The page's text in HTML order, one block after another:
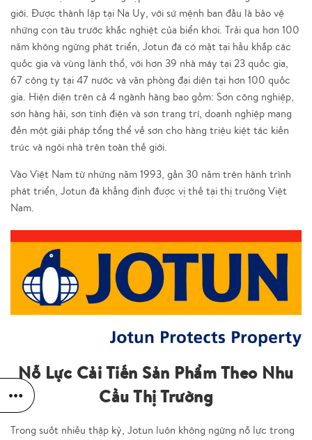
giới. Được thành lập tại Na Uy, với sứ mệnh ban đầu là bảo vệ
những con tàu trước khắc nghiệt của biển khơi. Trải qua hơn 100
năm không ngừng phát triển, Jotun đã có mặt tại hầu khắp các
quốc gia và vùng lãnh thổ, với hơn 39 nhà máy tại 23 quốc gia,
67 công ty tại 47 nước và văn phòng đại diện tại hơn 100 quốc
gia. Hiện diện trên cả 4 ngành hàng bao gồm: Sơn công nghiệp,
sơn hàng hải, sơn tĩnh điện và sơn trang trí, doanh nghiệp mang
đến một giải pháp tổng thể về sơn cho hàng triệu kiệt tác kiến
trúc và ngôi nhà trên toàn thế giới.
Vào Việt Nam từ những năm 1993, gần 30 năm trên hành trình
phát triển, Jotun đã khẳng định được vị thế tại thị trường Việt
Nam.
Nỗ Lực Cải Tiến Sản Phẩm Theo Nhu
Cầu Thị Trường
Trong suốt nhiều thập kỷ, Jotun luôn không ngừng nỗ lực trong